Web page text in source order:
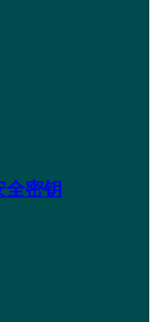
全密钥